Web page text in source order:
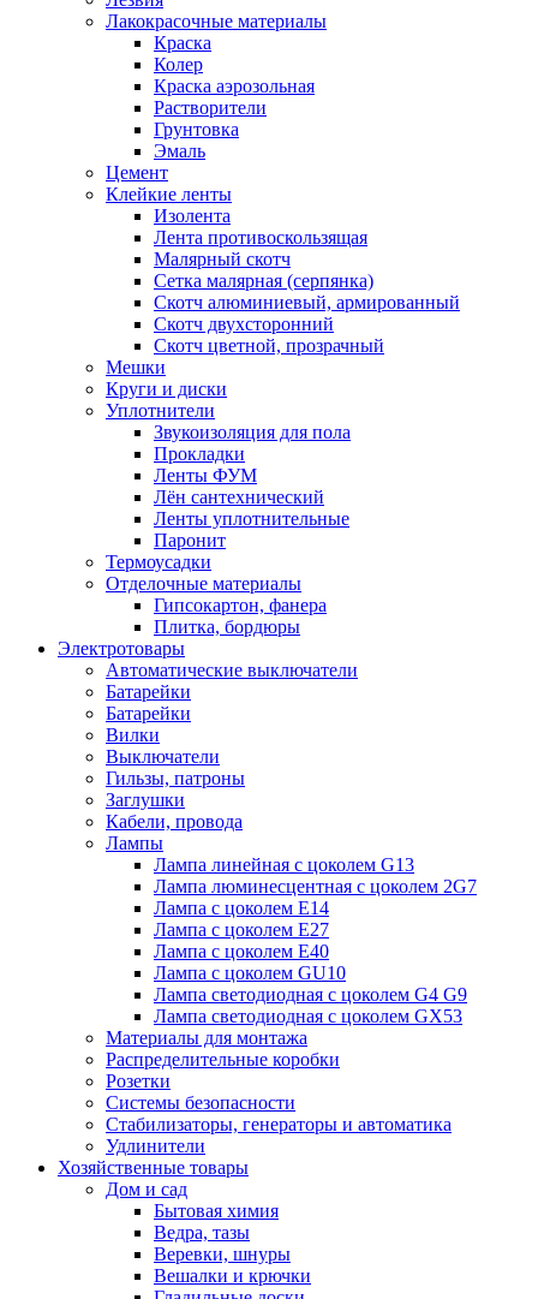
Лакокрасочные материалы
Краска
Колер
Краска аэрозольная
Растворители
Грунтовка
Эмаль
Цемент
Клейкие ленты
Изолента
Лента противоскользящая
Малярный скотч
Сетка малярная (серпянка)
Скотч алюминиевый, армированный
Скотч двухсторонний
Скотч цветной, прозрачный
Мешки
Круги и диски
Уплотнители
Звукоизоляция для пола
Прокладки
Ленты ФУМ
Лён сантехнический
Ленты уплотнительные
Паронит
Термоусадки
Отделочные материалы
Гипсокартон, фанера
Плитка, бордюры
Электротовары
Автоматические выключатели
Батарейки
Батарейки
Вилки
Выключатели
Гильзы, патроны
Заглушки
Кабели, провода
Лампы
Лампа линейная с цоколем G13
Лампа люминесцентная с цоколем 2G7
Лампа с цоколем E14
Лампа с цоколем E27
Лампа с цоколем E40
Лампа с цоколем GU10
Лампа светодиодная с цоколем G4 G9
Лампа светодиодная с цоколем GX53
Материалы для монтажа
Распределительные коробки
Розетки
Системы безопасности
Стабилизаторы, генераторы и автоматика
Удлинители
Хозяйственные товары
Дом и сад
Бытовая химия
Ведра, тазы
Веревки, шнуры
Вешалки и крючки